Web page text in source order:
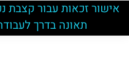
אישור זכאות עבור קצבת
תאונה בדרך